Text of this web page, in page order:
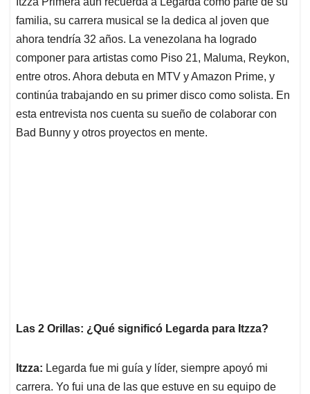
s
A
p
p
b
o
o
k
e
d
I
n
l
a
d
s
familia, su carrera musical se la dedica al joven que
ahora tendría 32 años. La venezolana ha logrado
componer para artistas como Piso 21, Maluma, Reykon,
entre otros. Ahora debuta en MTV y Amazon Prime, y
continúa trabajando en su primer disco como solista. En
esta entrevista nos cuenta su sueño de colaborar con
Bad Bunny y otros proyectos en mente.
Las 2 Orillas: ¿Qué significó Legarda para Itzza?
Itzza: Legarda fue mi guía y líder, siempre apoyó mi
carrera. Yo fui una de las que estuve en su equipo de